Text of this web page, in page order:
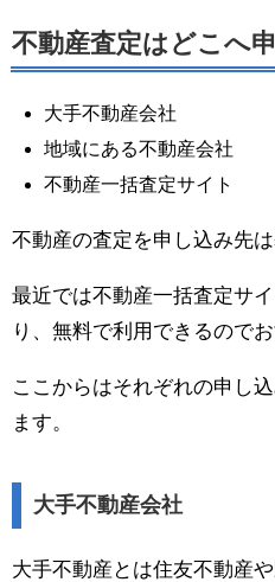
不動産査定はどこへ
大手不動産会社
地域にある不動産会社
不動産一括査定サイト
不動産の査定を申し込み先
最近では不動産一括査定サ
り、無料で利用できるのでお
ここからはそれぞれの申し
ます。
大手不動産会社
大手不動産とは住友不動産や